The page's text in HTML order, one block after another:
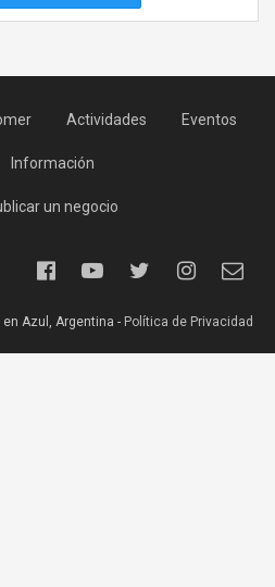
Actividades Eventos
Información
un negocio
Azul, Argentina - Política de Privacidad